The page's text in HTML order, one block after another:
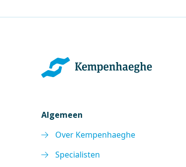
Algemeen
Over Kempenhaeghe
Specialisten